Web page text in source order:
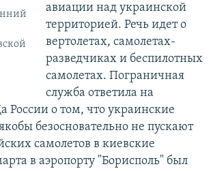
авиации над украинской
территорией. Речь идет о
вертолетах, самолетах-
разведчиках и беспилотных
самолетах. Пограничная
служба ответила на
России о том, что украинские
безосновательно не пускают
самолетов в киевские
в аэропорту "Борисполь" был